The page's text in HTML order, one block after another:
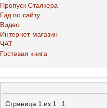
Пропуск Сталкера
Гид по сайту
Видео
Интернет-магазин
ЧАТ
Гостевая книга
Страница 1 из 1 1